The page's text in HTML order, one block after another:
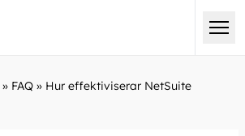
» FAQ » Hur effektiviserar NetSuite